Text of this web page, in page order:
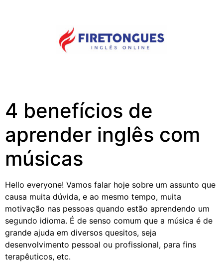
4 benefícios de
aprender inglês com
músicas
Hello everyone! Vamos falar hoje sobre um assunto que
causa muita dúvida, e ao mesmo tempo, muita
motivação nas pessoas quando estão aprendendo um
segundo idioma. É de senso comum que a música é de
grande ajuda em diversos quesitos, seja
desenvolvimento pessoal ou profissional, para fins
terapêuticos, etc.